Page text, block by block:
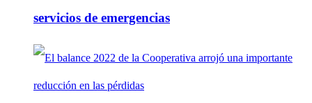
servicios de emergencias